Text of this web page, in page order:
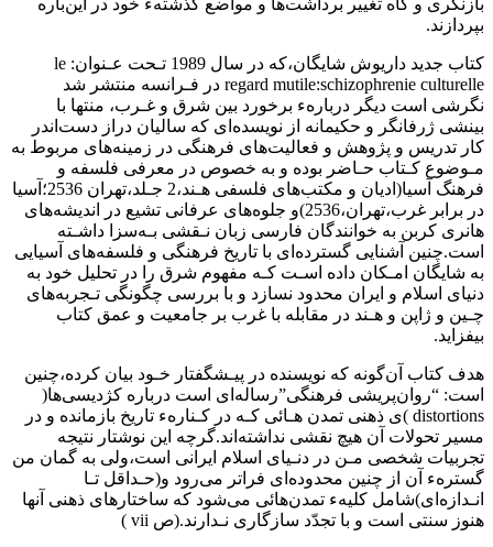
بپردازند‌.
کتاب‌ جدید داریوش شایگان،که در سال 1989 تـحت عـنوان: le
regard mutile‌:schizophrenie‌ culturelle‌ در فـرانسه منتشر شد
نگرشی است دیگر دربارهء برخورد بین شرق و غـرب، منتها با‌
بینشی‌ ژرفانگر‌ و حکیمانه از نویسده‌ای که سالیان دراز دست‌اندر
کار تدریس و پژوهش و فعالیت‌های فرهنگی در زمینه‌های‌ مربوط‌ به
مـوضوع‌ کـتاب حـاضر بوده و به خصوص در معرفی فلسفه و
فرهنگ آسیا(ادیان‌ و مکتب‌های‌ فلسفی‌ هـند،2 جـلد،تهران 2536؛آسیا
در برابر غرب،تهران،2536)و جلوه‌های عرفانی تشیع در‌ اندیشه‌های‌
هانری کربن به خوانندگان فارسی زبان‌ نـقشی بـه‌سزا داشـته
است.چنین آشنایی گسترده‌ای‌ با‌ تاریخ‌ فرهنگی و فلسفه‌های آسیایی
به شایگان امـکان داده اسـت کـه مفهوم شرق را در تحلیل خود‌ به‌
دنیای اسلام و ایران محدود نسازد و با بررسی چگونگی تـجربه‌های
چـین و ژاپن و هـند‌ در‌ مقابله‌ با غرب بر جامعیت و عمق کتاب
بیفزاید.
هدف کتاب آن‌گونه که نویسنده در پیـشگفتار خـود‌ بیان‌ کرده‌،چنین
است: “روان‌پریشی فرهنگی‌”رساله‌ای است درباره کژدیسی‌ها(
distortions )ی ذهنی تمدن‌ هـائی‌ کـه‌ در کـنارهء تاریخ بازمانده و در
مسیر تحولات آن هیچ نقشی نداشته‌اند.گرچه این‌ نوشتار نتیجه
تجربیات‌ شخصی‌ مـن در دنـیای اسلام ایرانی است،ولی به گمان من
گسترهء آن‌ از‌ چنین محدوده‌ای فراتر می‌رود و(حـداقل تـا
انـدازه‌ای‌)شامل‌ کلیهء‌ تمدن‌هائی می‌شود که ساختارهای ذهنی آنها
هنوز‌ سنتی‌ است و با تجدّد سازگاری نـدارند.(ص vii )